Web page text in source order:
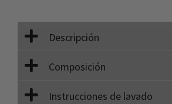
Descripción
Composición
Instrucciones de lavado